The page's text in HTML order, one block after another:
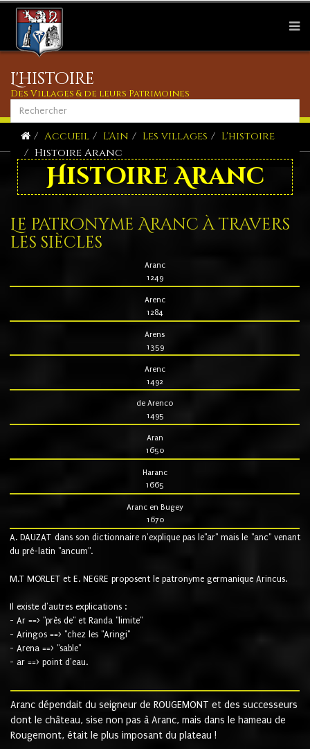
L'histoire
Des Villages & de leurs Patrimoines
Accueil L'Ain Les villages
L'histoire
Histoire Aranc
Histoire Aranc
Le patronyme Aranc à travers
les siècles
Aranc
1249
Arenc
1284
Arens
1359
Arenc
1492
de Arenco
1495
Aran
1650
Haranc
1665
Aranc en Bugey
1670
A. DAUZAT dans son dictionnaire n'explique pas le"ar" mais le "anc" venant
du pré-latin "ancum".
M.T MORLET et E. NEGRE proposent le patronyme germanique Arincus.
Il existe d'autres explications :
- Ar ==> "près de" et Randa "limite"
- Aringos ==> "chez les "Aringi"
- Arena ==> "sable"
- ar ==> point d'eau.
Aranc dépendait du seigneur de ROUGEMONT et des successeurs
dont le château, sise non pas à Aranc, mais dans le hameau de
Rougemont, était le plus imposant du plateau !